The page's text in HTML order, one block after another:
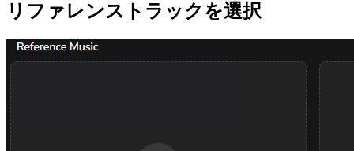
リファレンストラックを選択